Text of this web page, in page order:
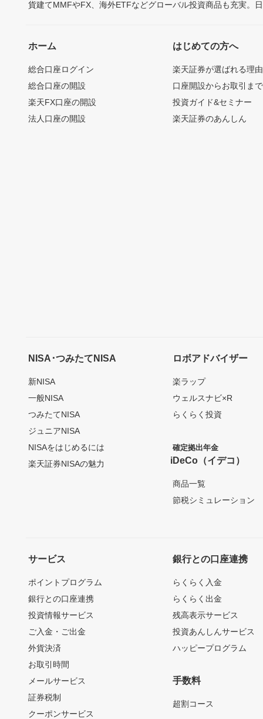
貨建てMMFやFX、海外ETFなどグローバル投資商品も充実。
ホーム
総合口座ログイン
総合口座の開設
楽天FX口座の開設
法人口座の開設
はじめての方へ
楽天証券が選ばれる理由
口座開設からお取引ま
投資ガイド&セミナー
楽天証券のあんしん
NISA･つみたてNISA
新NISA
一般NISA
つみたてNISA
ジュニアNISA
NISAをはじめるには
楽天証券NISAの魅力
ロボアドバイザー
楽ラップ
ウェルスナビ×R
らくらく投資
確定拠出年金
iDeCo（イデコ）
商品一覧
節税シミュレーション
サービス
ポイントプログラム
銀行との口座連携
投資情報サービス
ご入金・ご出金
外貨決済
お取引時間
メールサービス
証券税制
クーポンサービス
銀行との口座連携
らくらく入金
らくらく出金
残高表示サービス
投資あんしんサービス
ハッピープログラム
手数料
超割コース